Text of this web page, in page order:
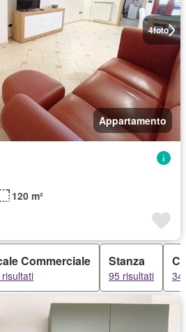
4foto
Appartamento
120 m²
Commerciale Stanza
95 risultati 34